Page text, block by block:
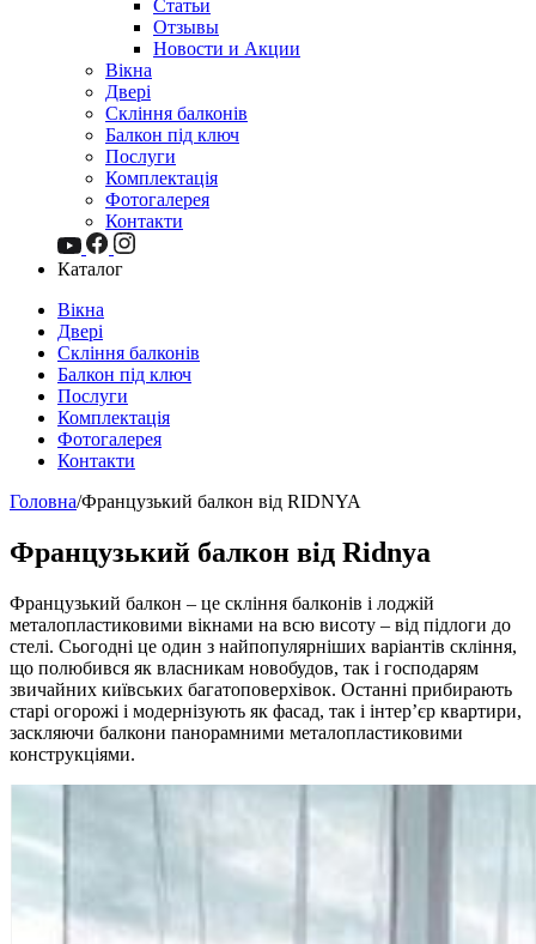
Статьи
Отзывы
Новости и Акции
Вікна
Двері
Скління балконів
Балкон під ключ
Послуги
Комплектація
Фотогалерея
Контакти
Каталог
Вікна
Двері
Скління балконів
Балкон під ключ
Послуги
Комплектація
Фотогалерея
Контакти
Головна/Французький балкон від RIDNYA
Французький балкон від Ridnya
Французький балкон – це скління балконів і лоджій
металопластиковими вікнами на всю висоту – від підлоги до
стелі. Сьогодні це один з найпопулярніших варіантів скління,
що полюбився як власникам новобудов, так і господарям
звичайних київських багатоповерхівок. Останні прибирають
старі огорожі і модернізують як фасад, так і інтер’єр квартири,
заскляючи балкони панорамними металопластиковими
конструкціями.